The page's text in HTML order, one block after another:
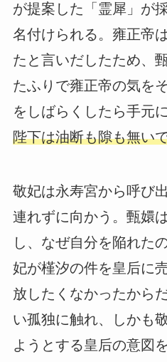
が提案した「霊犀」が
名付けられる。雍正帝
たと言いだしたため、
たふりで雍正帝の気を
をしばらくしたら手元
陛下は油断も隙も無い
敬妃は永寿宮から呼び
連れずに向かう。甄嬛
し、なぜ自分を陥れた
妃が槿汐の件を皇后に
放したくなかったから
い孤独に触れ、しかも
ようとする皇后の意図